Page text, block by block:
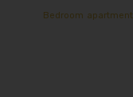
Bedroom apartment